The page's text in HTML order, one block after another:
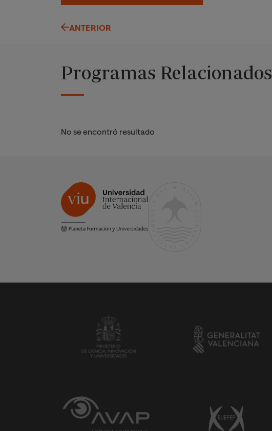
ANTERIOR
Programas Relacionados
No se encontró resultado